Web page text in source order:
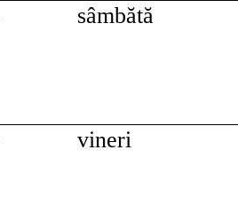
sâmbătă
vineri